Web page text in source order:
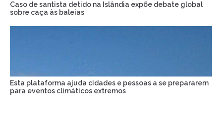
Caso de santista detido na Islândia expõe debate global
sobre caça às baleias
Esta plataforma ajuda cidades e pessoas a se prepararem
para eventos climáticos extremos